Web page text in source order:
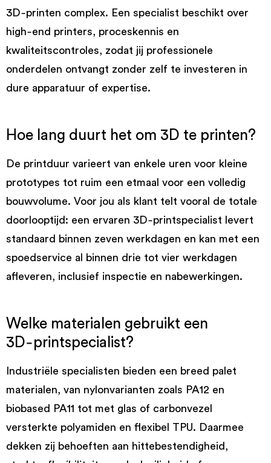
3D‑printen complex. Een specialist beschikt over
high‑end printers, proceskennis en
kwaliteitscontroles, zodat jij professionele
onderdelen ontvangt zonder zelf te investeren in
dure apparatuur of expertise.
Hoe lang duurt het om 3D te printen?
De printduur varieert van enkele uren voor kleine
prototypes tot ruim een etmaal voor een volledig
bouwvolume. Voor jou als klant telt vooral de totale
doorlooptijd: een ervaren 3D‑printspecialist levert
standaard binnen zeven werkdagen en kan met een
spoedservice al binnen drie tot vier werkdagen
afleveren, inclusief inspectie en nabewerkingen.
Welke materialen gebruikt een
3D‑printspecialist?
Industriële specialisten bieden een breed palet
materialen, van nylonvarianten zoals PA12 en
biobased PA11 tot met glas of carbonvezel
versterkte polyamiden en flexibel TPU. Daarmee
dekken zij behoeften aan hittebestendigheid,